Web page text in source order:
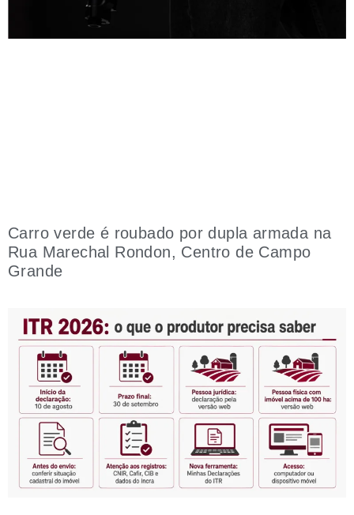
Carro verde é roubado por dupla armada na
Rua Marechal Rondon, Centro de Campo
Grande